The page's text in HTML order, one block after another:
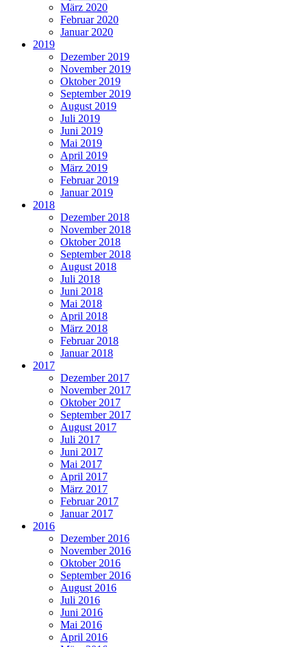
März 2020
Februar 2020
Januar 2020
2019
Dezember 2019
November 2019
Oktober 2019
September 2019
August 2019
Juli 2019
Juni 2019
Mai 2019
April 2019
März 2019
Februar 2019
Januar 2019
2018
Dezember 2018
November 2018
Oktober 2018
September 2018
August 2018
Juli 2018
Juni 2018
Mai 2018
April 2018
März 2018
Februar 2018
Januar 2018
2017
Dezember 2017
November 2017
Oktober 2017
September 2017
August 2017
Juli 2017
Juni 2017
Mai 2017
April 2017
März 2017
Februar 2017
Januar 2017
2016
Dezember 2016
November 2016
Oktober 2016
September 2016
August 2016
Juli 2016
Juni 2016
Mai 2016
April 2016